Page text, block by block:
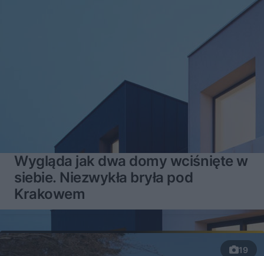
Wygląda jak dwa domy wciśnięte w
siebie. Niezwykła bryła pod
Krakowem
19